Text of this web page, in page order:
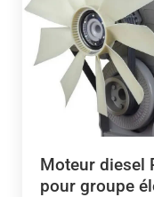
Moteur diesel
pour groupe